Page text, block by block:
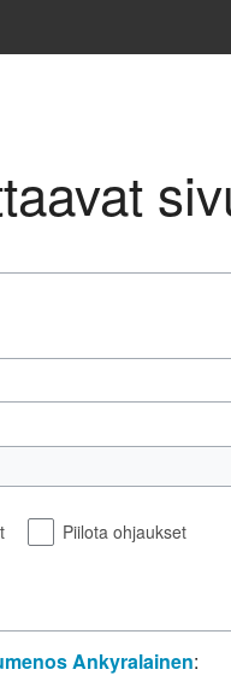
Piilota ohjaukset
Ankyralainen: